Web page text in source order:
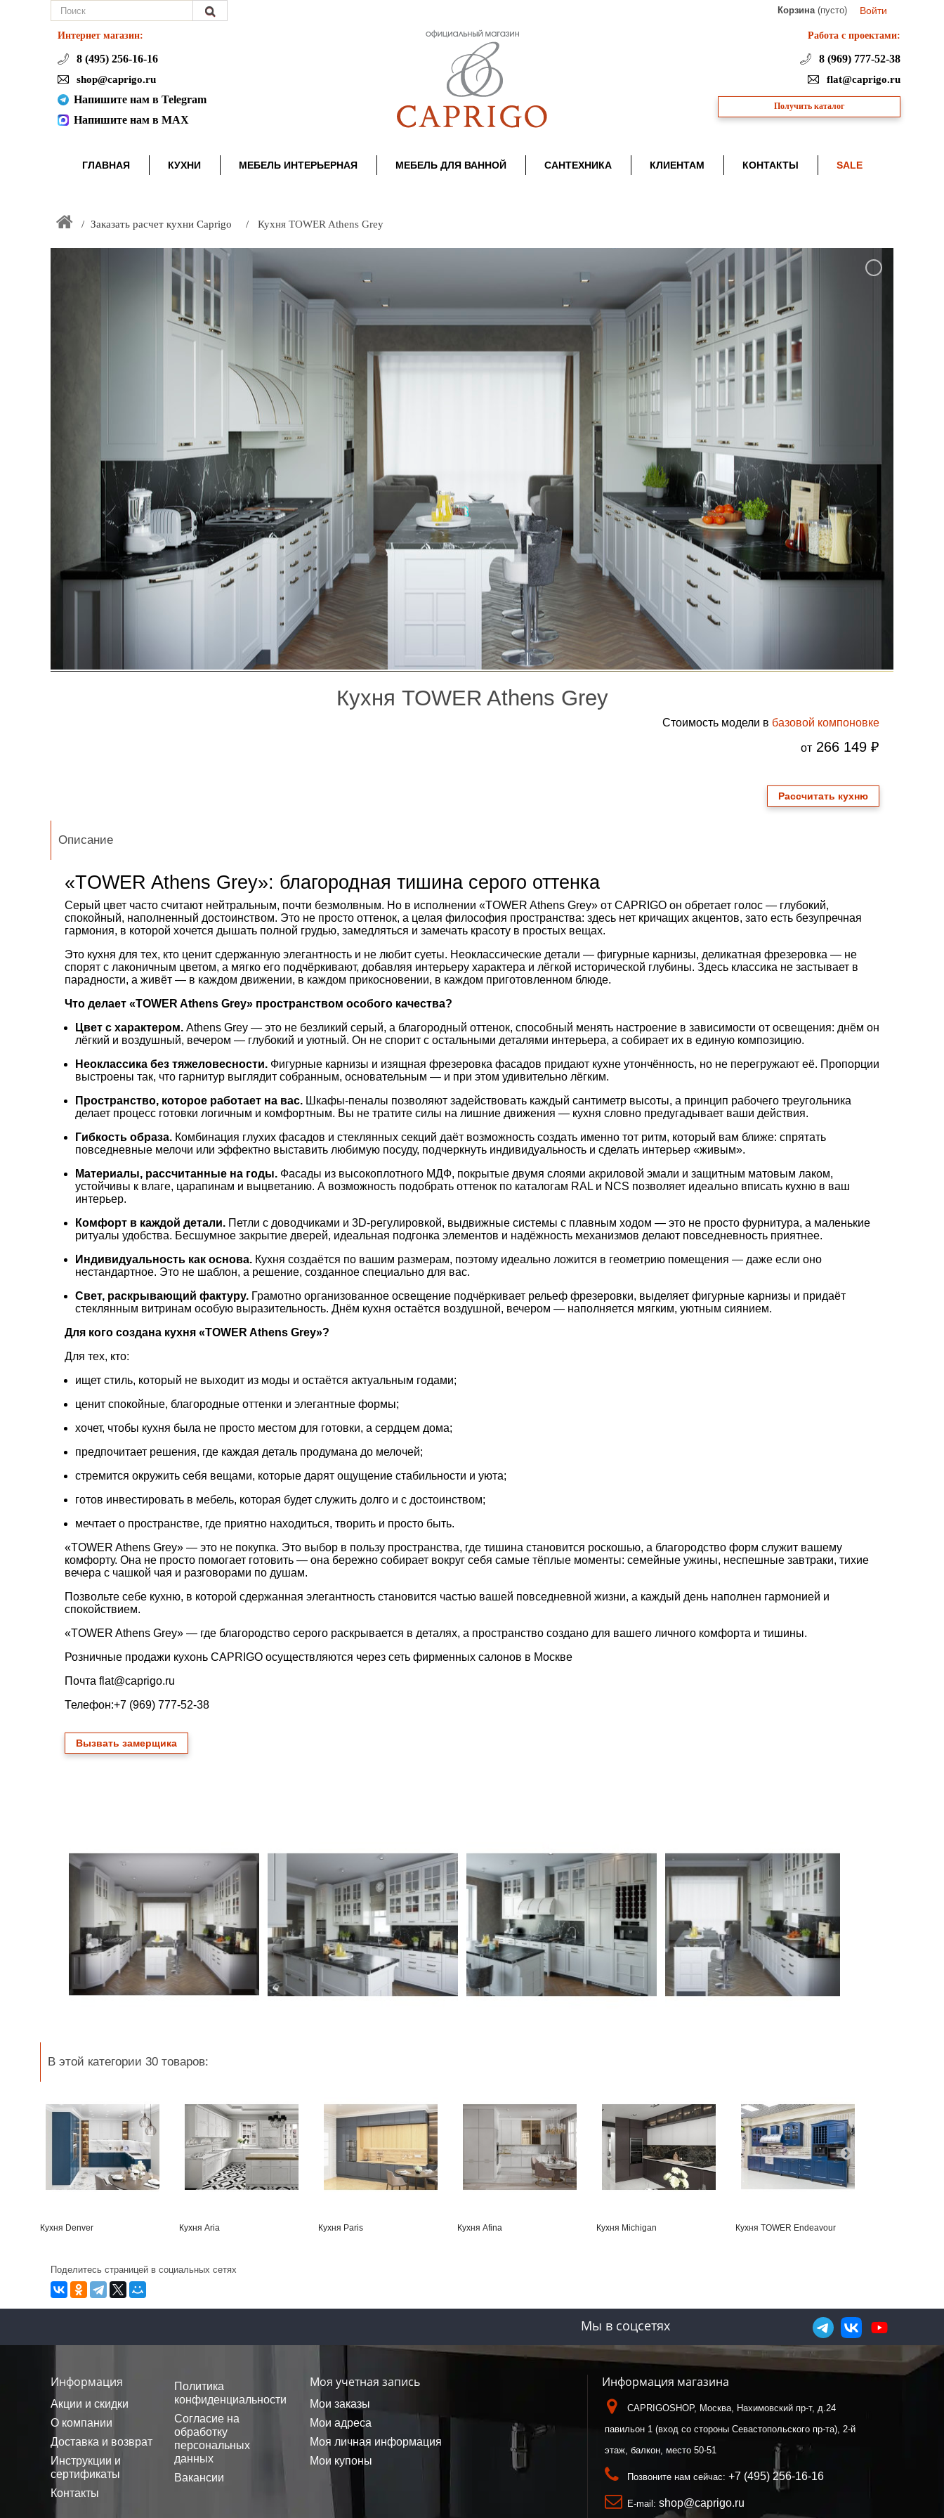
Войти
Корзина (пусто)
Интернет магазин:
8 (495) 256-16-16
shop@caprigo.ru
Напишите нам в Telegram
Напишите нам в MAX
Работа с проектами:
8 (969) 777-52-38
flat@caprigo.ru
Получить каталог
ГЛАВНАЯ КУХНИ МЕБЕЛЬ ИНТЕРЬЕРНАЯ МЕБЕЛЬ ДЛЯ ВАННОЙ САНТЕХНИКА КЛИЕНТАМ КОНТАКТЫ SALE
Заказать расчет кухни Caprigo Кухня TOWER Athens Grey
Кухня TOWER Athens Grey
Стоимость модели в базовой компоновке
от 266 149 ₽
Рассчитать кухню
Описание
«TOWER Athens Grey»: благородная тишина серого оттенка
Серый цвет часто считают нейтральным, почти безмолвным. Но в исполнении «TOWER Athens Grey» от CAPRIGO он обретает голос — глубокий,
спокойный, наполненный достоинством. Это не просто оттенок, а целая философия пространства: здесь нет кричащих акцентов, зато есть безупречная
гармония, в которой хочется дышать полной грудью, замедляться и замечать красоту в простых вещах.
Это кухня для тех, кто ценит сдержанную элегантность и не любит суеты. Неоклассические детали — фигурные карнизы, деликатная фрезеровка — не
спорят с лаконичным цветом, а мягко его подчёркивают, добавляя интерьеру характера и лёгкой исторической глубины. Здесь классика не застывает в
парадности, а живёт — в каждом движении, в каждом прикосновении, в каждом приготовленном блюде.
Что делает «TOWER Athens Grey» пространством особого качества?
Цвет с характером. Athens Grey — это не безликий серый, а благородный оттенок, способный менять настроение в зависимости от освещения: днём он
лёгкий и воздушный, вечером — глубокий и уютный. Он не спорит с остальными деталями интерьера, а собирает их в единую композицию.
Неоклассика без тяжеловесности. Фигурные карнизы и изящная фрезеровка фасадов придают кухне утончённость, но не перегружают её. Пропорции
выстроены так, что гарнитур выглядит собранным, основательным — и при этом удивительно лёгким.
Пространство, которое работает на вас. Шкафы‑пеналы позволяют задействовать каждый сантиметр высоты, а принцип рабочего треугольника
делает процесс готовки логичным и комфортным. Вы не тратите силы на лишние движения — кухня словно предугадывает ваши действия.
Гибкость образа. Комбинация глухих фасадов и стеклянных секций даёт возможность создать именно тот ритм, который вам ближе: спрятать
повседневные мелочи или эффектно выставить любимую посуду, подчеркнуть индивидуальность и сделать интерьер «живым».
Материалы, рассчитанные на годы. Фасады из высокоплотного МДФ, покрытые двумя слоями акриловой эмали и защитным матовым лаком,
устойчивы к влаге, царапинам и выцветанию. А возможность подобрать оттенок по каталогам RAL и NCS позволяет идеально вписать кухню в ваш
интерьер.
Комфорт в каждой детали. Петли с доводчиками и 3D‑регулировкой, выдвижные системы с плавным ходом — это не просто фурнитура, а маленькие
ритуалы удобства. Бесшумное закрытие дверей, идеальная подгонка элементов и надёжность механизмов делают повседневность приятнее.
Индивидуальность как основа. Кухня создаётся по вашим размерам, поэтому идеально ложится в геометрию помещения — даже если оно
нестандартное. Это не шаблон, а решение, созданное специально для вас.
Свет, раскрывающий фактуру. Грамотно организованное освещение подчёркивает рельеф фрезеровки, выделяет фигурные карнизы и придаёт
стеклянным витринам особую выразительность. Днём кухня остаётся воздушной, вечером — наполняется мягким, уютным сиянием.
Для кого создана кухня «TOWER Athens Grey»?
Для тех, кто:
ищет стиль, который не выходит из моды и остаётся актуальным годами;
ценит спокойные, благородные оттенки и элегантные формы;
хочет, чтобы кухня была не просто местом для готовки, а сердцем дома;
предпочитает решения, где каждая деталь продумана до мелочей;
стремится окружить себя вещами, которые дарят ощущение стабильности и уюта;
готов инвестировать в мебель, которая будет служить долго и с достоинством;
мечтает о пространстве, где приятно находиться, творить и просто быть.
«TOWER Athens Grey» — это не покупка. Это выбор в пользу пространства, где тишина становится роскошью, а благородство форм служит вашему
комфорту. Она не просто помогает готовить — она бережно собирает вокруг себя самые тёплые моменты: семейные ужины, неспешные завтраки, тихие
вечера с чашкой чая и разговорами по душам.
Позвольте себе кухню, в которой сдержанная элегантность становится частью вашей повседневной жизни, а каждый день наполнен гармонией и
спокойствием.
«TOWER Athens Grey» — где благородство серого раскрывается в деталях, а пространство создано для вашего личного комфорта и тишины.
Розничные продажи кухонь CAPRIGO осуществляются через сеть фирменных салонов в Москве
Почта flat@caprigo.ru
Телефон:+7 (969) 777-52-38
Вызвать замерщика
В этой категории 30 товаров:
Кухня Denver Кухня Aria Кухня Paris Кухня Afina Кухня Michigan Кухня TOWER Endeavour
Поделитесь страницей в социальных сетях
Мы в соцсетях
Информация
Акции и скидки
О компании
Доставка и возврат
Инструкции и
сертификаты
Контакты
Политика
конфиденциальности
Согласие на
обработку
персональных
данных
Вакансии
Моя учетная запись
Мои заказы
Мои адреса
Моя личная информация
Мои купоны
Информация магазина
CAPRIGOSHOP, Москва, Нахимовский пр-т, д.24
павильон 1 (вход со стороны Севастопольского пр-та), 2-й
этаж, балкон, место 50-51
Позвоните нам сейчас: +7 (495) 256-16-16
E-mail: shop@caprigo.ru